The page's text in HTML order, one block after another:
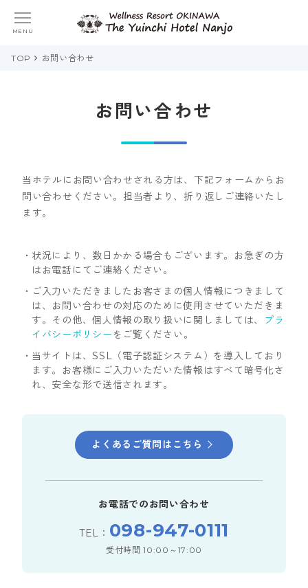
MENU
TOP お問い合わせ
お問い合わせ
当ホテルにお問い合わせされる方は、下記フォームからお
問い合わせください。担当者より、折り返しご連絡いたし
ます。
状況により、数日かかる場合もございます。お急ぎの方
はお電話にてご連絡ください。
ご入力いただきましたお客さまの個人情報につきまして
は、お問い合わせの対応のために使用させていただきま
す。その他、個人情報の取り扱いに関しましては、
プラ
イバシーポリシーをご覧ください。
当サイトは、SSL（電子認証システム）を導入しており
ます。お客様にご入力いただいた情報はすべて暗号化さ
れ、安全な形で送信されます。
よくあるご質問はこちら
お電話でのお問い合わせ
TEL： 098-947-0111
受付時間 10:00～17:00